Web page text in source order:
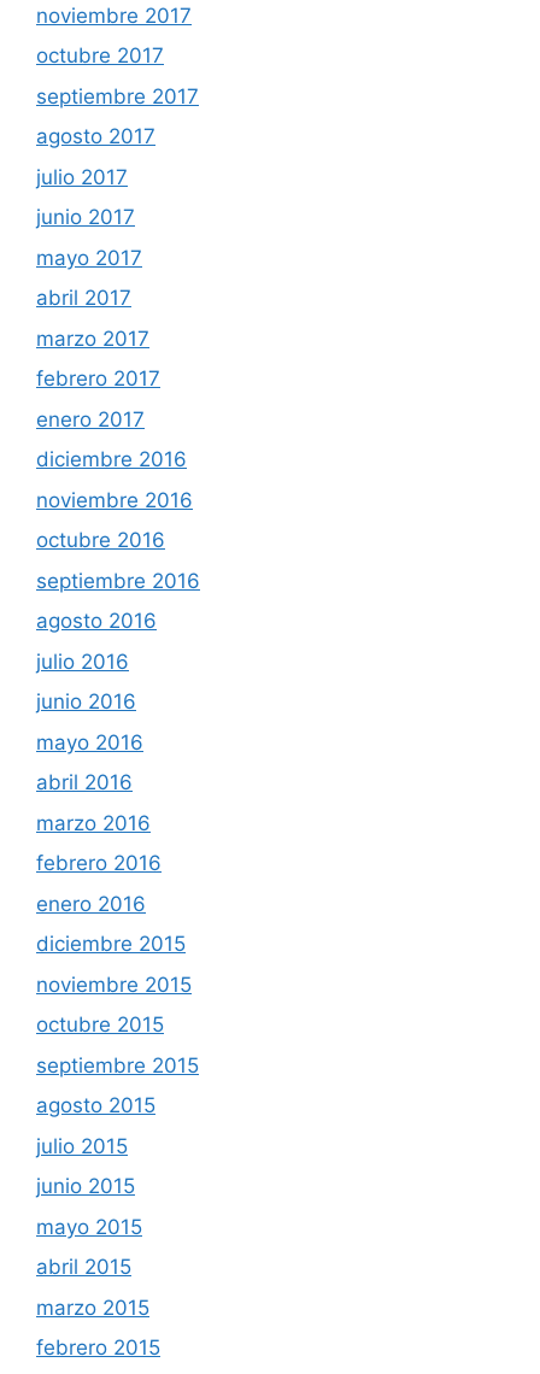
noviembre 2017
octubre 2017
septiembre 2017
agosto 2017
julio 2017
junio 2017
mayo 2017
abril 2017
marzo 2017
febrero 2017
enero 2017
diciembre 2016
noviembre 2016
octubre 2016
septiembre 2016
agosto 2016
julio 2016
junio 2016
mayo 2016
abril 2016
marzo 2016
febrero 2016
enero 2016
diciembre 2015
noviembre 2015
octubre 2015
septiembre 2015
agosto 2015
julio 2015
junio 2015
mayo 2015
abril 2015
marzo 2015
febrero 2015